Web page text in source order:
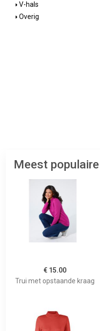
V-hals
Overig
Meest
€ 15.00
Trui met opstaande kraag